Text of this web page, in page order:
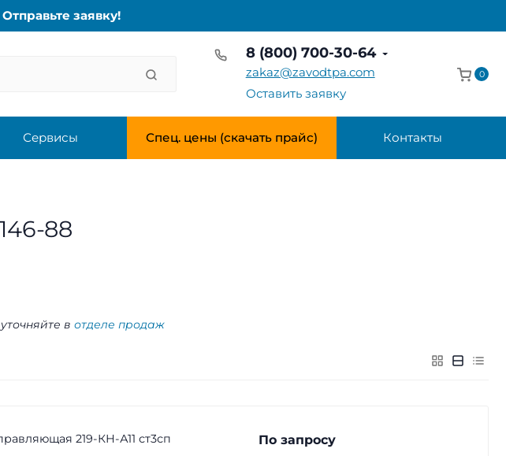
заявку!
8 (800) 700-30-64
zakaz@zavodtpa.com
Оставить заявку
0
Сервисы Спец. цены (скачать прайс) Контакты
88
в отделе продаж
219-КН-А11 ст3сп По запросу